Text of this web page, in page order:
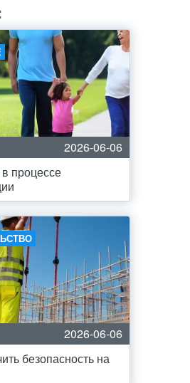
2026-06-06
процессе
2026-06-06
безопасность на